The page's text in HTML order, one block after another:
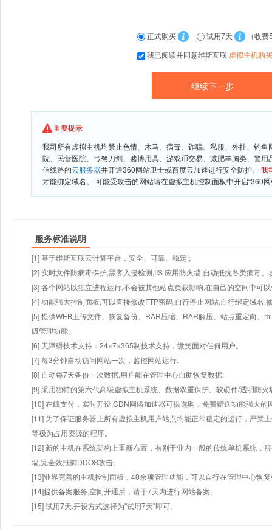
正式购买 试用7天
（收费
我已阅读并同意维斯互联 虚拟主机购
重要提示
我司所有虚拟主机均禁止色情、木马、病毒、诈骗、私服、外挂、钓
院、民营医院、弓驽刀剑、赌博用具、游戏币交易、减肥丰胸类、警
信线路的云服务器并开通360网站卫士或百度云加速进行安全防护。 我
才能绑定域名。 可能受攻击的网站请在虚拟主机控制面板中开启“360
服务标准说明
[1] 基于维斯互联云计算平台，安全、可靠、稳定!;
[2] 实时文件防病毒保护,黑客入侵检测,IIS 应用防火墙,自动抵抗各类病毒、
[3] 各个网站以独立进程运行,不会被其他站点负载影响,在自己的空间中可
[4] 功能强大控制面板,可以直接修改FTP密码,自行停止网站,自行绑定域名,
[5] 提供WEB上传文件、恢复备份、RAR压缩、RAR解压、站点重定向、
级管理功能;
[6] 无障碍技术支持：24×7×365制技术支持，微笑面对任何用户。
[7] 每3分钟自动访问网站一次，监控网站运行.
[8] 自动每7天备份一次数据,用户能在管理中心自助恢复数据;
[9] 采用独特的第六代高级虚拟主机系统、数据双重保护、软硬件/透明防火
[10] 在线支付，实时开设,CDN网络加速器可供选购，免费赠送功能强大
[11] 为了保证服务器上所有虚拟主机用户站点均能正常稳定的运行，严禁
等极为占用资源的程序。
[12] 新的主机在系统架构上重新布置，有别于业内一般的传统单机系统，
墙,完全效抵御DDOS攻击。
[13]业界完善的主机控制面板，40余项管理功能，可以自行在管理中心恢
[14]提供备案服务,空间开通后，请于7天内进行网站备案。
[15] 试用7天.开设方式选择为"试用7天"即可。